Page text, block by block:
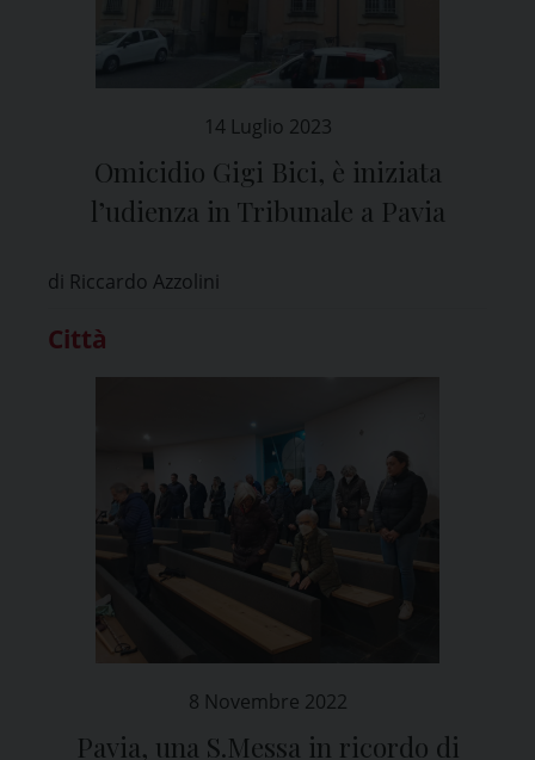
14 Luglio 2023
Omicidio Gigi Bici, è iniziata
l’udienza in Tribunale a Pavia
di Riccardo Azzolini
Città
8 Novembre 2022
Pavia, una S.Messa in ricordo di